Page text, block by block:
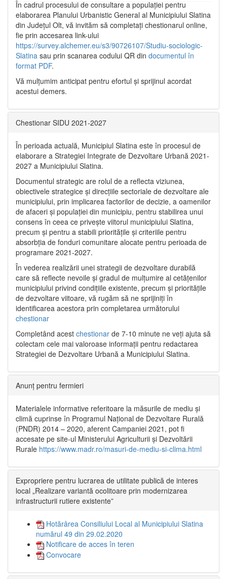
În cadrul procesului de consultare a populaţiei pentru
elaborarea Planului Urbanistic General al Municipiului Slatina
din Județul Olt, vă invităm să completați chestionarul online,
fie prin accesarea link-ului
https://survey.alchemer.eu/s3/90726107/Studiu-sociologic-
Slatina sau prin scanarea codului QR din documentul în
format PDF.
Vă mulţumim anticipat pentru efortul şi sprijinul acordat
acestui demers.
Chestionar SIDU 2021-2027
În perioada actuală, Municipiul Slatina este în procesul de
elaborare a Strategiei Integrate de Dezvoltare Urbană 2021‐
2027 a Municipiului Slatina.
Documentul strategic are rolul de a reflecta viziunea,
obiectivele strategice și direcțiile sectoriale de dezvoltare ale
municipiului, prin implicarea factorilor de decizie, a oamenilor
de afaceri și populației din municipiu, pentru stabilirea unui
consens în ceea ce privește viitorul municipiului Slatina,
precum și pentru a stabili prioritățile și criteriile pentru
absorbția de fonduri comunitare alocate pentru perioada de
programare 2021-2027.
În vederea realizării unei strategii de dezvoltare durabilă
care să reflecte nevoile și gradul de mulțumire al cetățenilor
municipiului privind condițiile existente, precum și prioritățile
de dezvoltare viitoare, vă rugăm să ne sprijiniți în
identificarea acestora prin completarea următorului
chestionar
Completând acest chestionar de 7-10 minute ne veți ajuta să
colectam cele mai valoroase informații pentru redactarea
Strategiei de Dezvoltare Urbană a Municipiului Slatina.
Anunț pentru fermieri
Materialele informative referitoare la măsurile de mediu și
climă cuprinse în Programul Național de Dezvoltare Rurală
(PNDR) 2014 – 2020, aferent Campaniei 2021, pot fi
accesate pe site-ul Ministerului Agriculturii și Dezvoltării
Rurale https://www.madr.ro/masuri-de-mediu-si-clima.html
Expropriere pentru lucrarea de utilitate publică de interes
local „Realizare variantă ocolitoare prin modernizarea
infrastructurii rutiere existente”
Hotărârea Consiliului Local al Municipiului Slatina
numărul 49 din 29.02.2020
Notificare de acces în teren
Convocare